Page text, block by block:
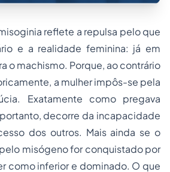
reflete a repulsa pelo que
e a realidade feminina: já em
o machismo. Porque, ao contrário
a mulher impôs-se pela
Exatamente como pregava
decorre da incapacidade
dos outros. Mais ainda se o
misógeno for conquistado por
como inferior e dominado. O que